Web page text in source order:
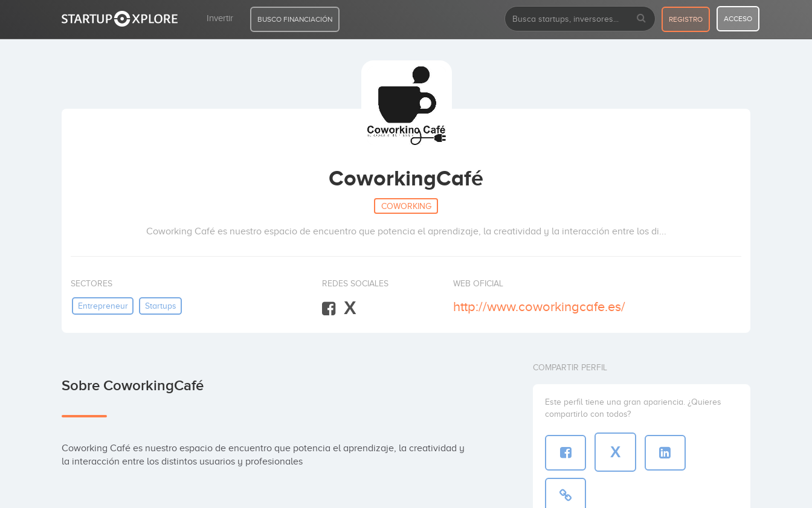
Invertir BUSCO FINANCIACIÓN REGISTRO ACCESO
CoworkingCafé
COWORKING
Coworking Café es nuestro espacio de encuentro que potencia el aprendizaje, la creatividad y la interacción entre los di...
SECTORES
Entrepreneur Startups
REDES SOCIALES
X
WEB OFICIAL
http://www.coworkingcafe.es/
Sobre CoworkingCafé
Coworking Café es nuestro espacio de encuentro que potencia el aprendizaje, la creatividad y
la interacción entre los distintos usuarios y profesionales
COMPARTIR PERFIL
Este perfil tiene una gran apariencia. ¿Quieres
compartirlo con todos?
X